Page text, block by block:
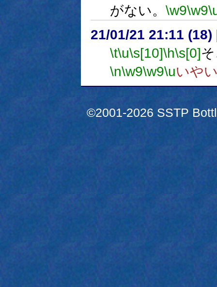
がない。 \w9\w9
21/01/21 21:11 (18)
\t\u\s[10]\h\s[0]
\n\w9\w9\uいや
©2001-2026 SSTP